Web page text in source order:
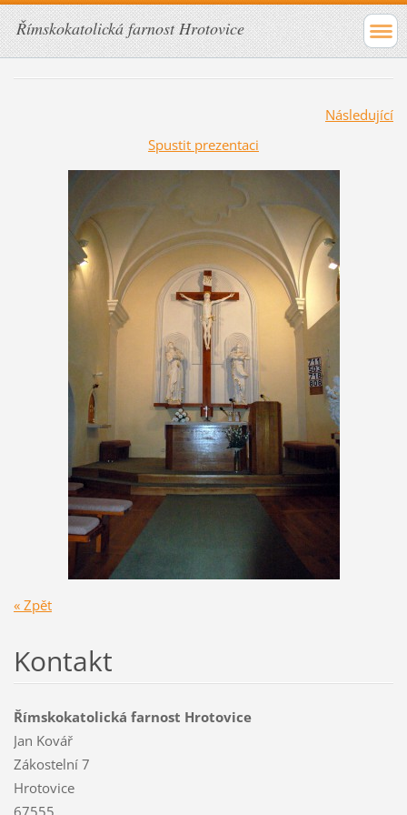
Římskokatolická farnost Hrotovice
Následující
Spustit prezentaci
« Zpět
Kontakt
Římskokatolická farnost Hrotovice
Jan Kovář
Zákostelní 7
Hrotovice
67555